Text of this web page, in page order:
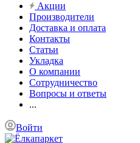
Акции
Производители
Доставка и оплата
Контакты
Статьи
Укладка
О компании
Сотрудничество
Вопросы и ответы
...
Войти